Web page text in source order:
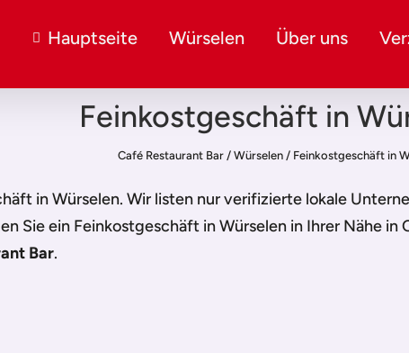
Hauptseite Würselen Über uns
Feinkostgeschäft in
Café Restaurant Bar / Würselen / Feinkostgeschäft in
in Würselen. Wir listen nur verifizierte lokale
Sie ein Feinkostgeschäft in Würselen in Ihrer Nähe in
Bar.